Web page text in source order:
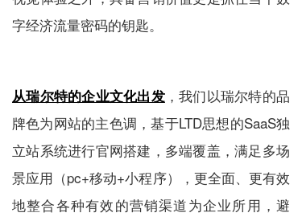
字经济流量密码的钥匙。
从瑞尔特的企业文化出发，我们以瑞尔特的品
牌色为网站的主色调，基于LTD思想的SaaS独
立站系统进行官网搭建，多端覆盖，满足多场
景应用（pc+移动+小程序），更全面、更有效
地整合各种有效的营销渠道为企业所用，避